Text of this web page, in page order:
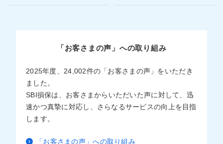
「お客さまの声」への取り組み
2025年度、24,002件の「お客さまの声」をいただき
ました。
SBI損保は、お客さまからいただいた声に対して、迅
速かつ真摯に対応し、さらなるサービスの向上を目指
します。
「お客さまの声」への取り組み